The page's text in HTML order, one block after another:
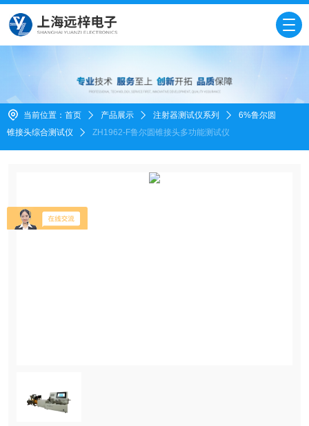
当前位置： 首页 产品展示 注射器测试仪系列
6%鲁尔圆
锥接头综合测试仪
ZH1962-F鲁尔圆锥接头多功能测试仪